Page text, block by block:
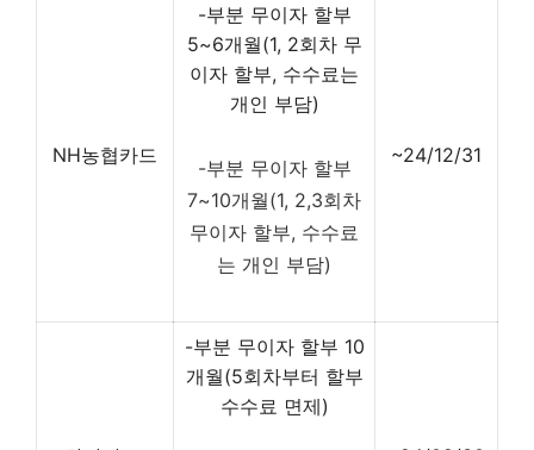
NH농협카드
-부분 무이자 할부
5~6개월(1, 2회차 무
이자 할부, 수수료는
개인 부담)
-부분 무이자 할부
7~10개월(1, 2,3회차
무이자 할부, 수수료
는 개인 부담)
~24/12/31
-부분 무이자 할부 10
개월(5회차부터 할부
수수료 면제)